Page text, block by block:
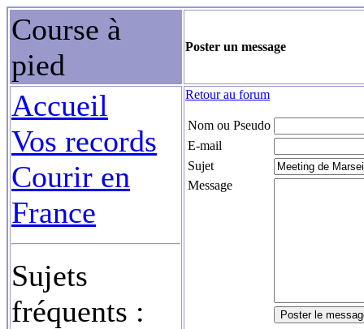
Course à
pied
Poster un message
Accueil
Vos records
Courir en
France
Sujets
fréquents :
Retour au forum
Nom ou Pseudo
E-mail
Sujet
Message